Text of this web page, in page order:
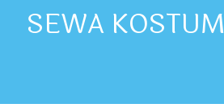
SEWA KOSTUM